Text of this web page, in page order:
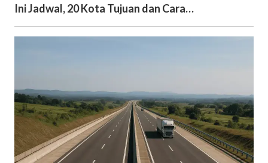
Ini Jadwal, 20 Kota Tujuan dan Cara
Pendaftarannya